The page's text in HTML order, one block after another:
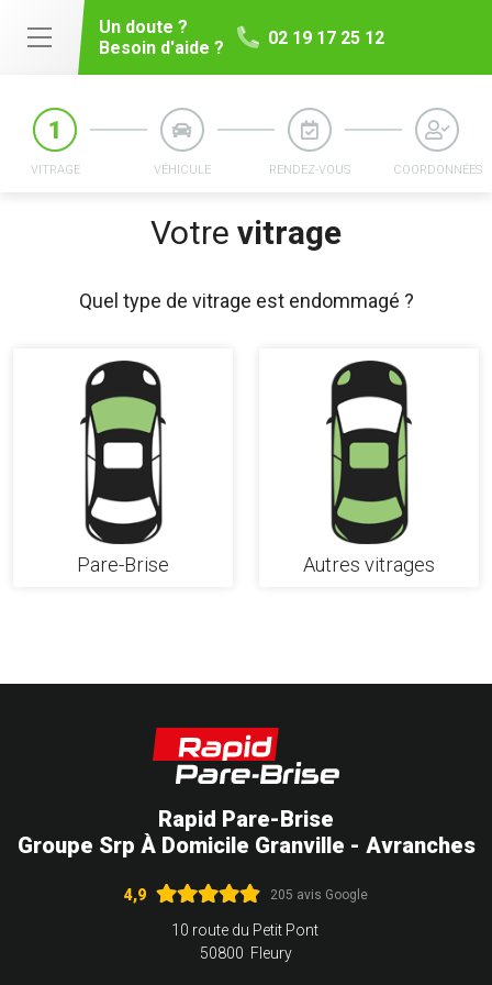
Un doute ?
Besoin d'aide ?
02 19 17 25 12
Votre vitrage
VITRAGE VÉHICULE RENDEZ-VOUS COORDONNÉES
Quel type de vitrage est endommagé ?
Pare-Brise Autres vitrages
Rapid Pare-Brise
Groupe Srp À Domicile Granville - Avranches
4,9 205 avis Google
10 route du Petit Pont
50800 Fleury